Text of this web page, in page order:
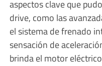
aspectos clave que
drive, como las
el sistema de frenado
sensación de
brinda el motor